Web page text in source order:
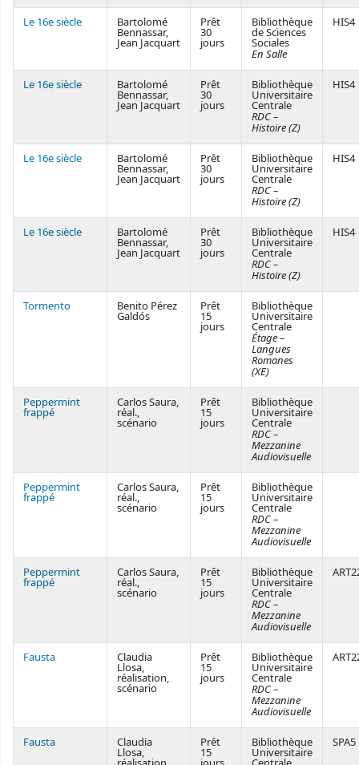
Le 16e siècle Bartolomé
Bennassar,
Jean Jacquart
Prêt
30
jours
Bibliothèque
de Sciences
Sociales
En Salle
HIS4
Le 16e siècle Bartolomé
Bennassar,
Jean Jacquart
Prêt
30
jours
Bibliothèque
Universitaire
Centrale
RDC –
Histoire (Z)
HIS4
Le 16e siècle Bartolomé
Bennassar,
Jean Jacquart
Prêt
30
jours
Bibliothèque
Universitaire
Centrale
RDC –
Histoire (Z)
HIS4
Le 16e siècle Bartolomé
Bennassar,
Jean Jacquart
Prêt
30
jours
Bibliothèque
Universitaire
Centrale
RDC –
Histoire (Z)
HIS4
Tormento Benito Pérez
Galdós
Prêt
15
jours
Bibliothèque
Universitaire
Centrale
Étage –
Langues
Romanes
(XE)
Peppermint
frappé
Carlos Saura,
réal.,
scénario
Prêt
15
jours
Bibliothèque
Universitaire
Centrale
RDC –
Mezzanine
Audiovisuelle
Peppermint
frappé
Carlos Saura,
réal.,
scénario
Prêt
15
jours
Bibliothèque
Universitaire
Centrale
RDC –
Mezzanine
Audiovisuelle
Peppermint
frappé
Carlos Saura,
réal.,
scénario
Prêt
15
jours
Bibliothèque
Universitaire
Centrale
RDC –
Mezzanine
Audiovisuelle
Fausta Claudia
Llosa,
réalisation,
scénario
Prêt
15
jours
Bibliothèque
Universitaire
Centrale
RDC –
Mezzanine
Audiovisuelle
Fausta Claudia
Llosa,
Prêt
15
Bibliothèque
Universitaire
SPA5